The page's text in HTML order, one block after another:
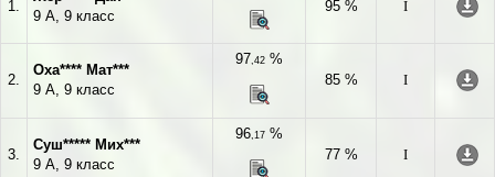
1.
9 А, 9 класс
95 %
I
2.
Оха**** Мат***
9 А, 9 класс
97,42 %
85 %
I
3.
Суш***** Мих***
9 А, 9 класс
96,17 %
77 %
I